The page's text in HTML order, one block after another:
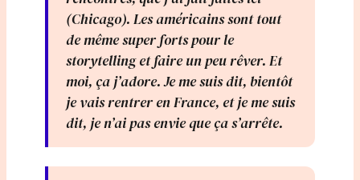
(Chicago). Les américains sont tout
de même super forts pour le
storytelling et faire un peu rêver. Et
moi, ça j’adore. Je me suis dit, bientôt
je vais rentrer en France, et je me suis
dit, je n’ai pas envie que ça s’arrête.